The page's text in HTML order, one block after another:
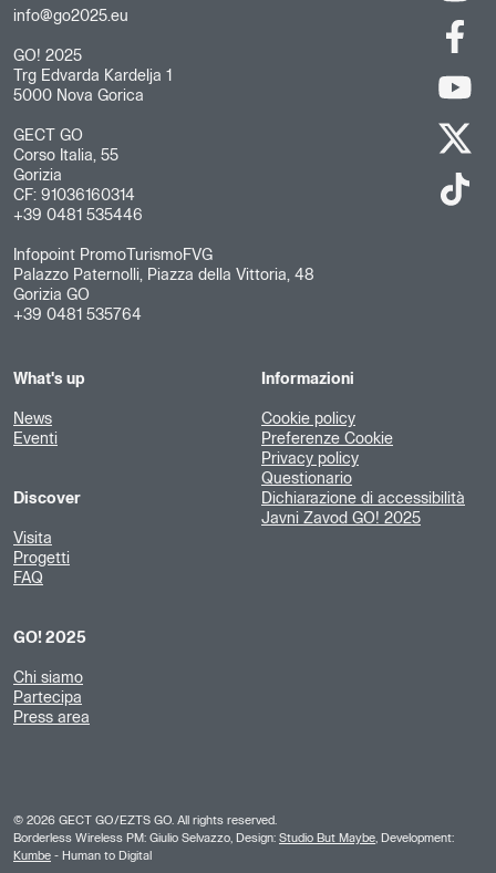
info@go2025.eu
GO! 2025
Trg Edvarda Kardelja 1
5000 Nova Gorica
GECT GO
Corso Italia, 55
Gorizia
CF: 91036160314
+39 0481 535446
Infopoint PromoTurismoFVG
Palazzo Paternolli, Piazza della Vittoria, 48
Gorizia GO
+39 0481 535764
What's up
News
Eventi
Discover
Visita
Progetti
FAQ
GO! 2025
Chi siamo
Partecipa
Press area
Informazioni
Cookie policy
Preferenze Cookie
Privacy policy
Questionario
Dichiarazione di accessibilità
Javni Zavod GO! 2025
© 2026 GECT GO/EZTS GO. All rights reserved.
Borderless Wireless PM: Giulio Selvazzo, Design: Studio But Maybe , Development:
Kumbe - Human to Digital